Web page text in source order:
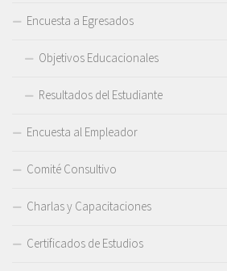
Encuesta a Egresados
Objetivos Educacionales
Resultados del Estudiante
Encuesta al Empleador
Comité Consultivo
Charlas y Capacitaciones
Certificados de Estudios